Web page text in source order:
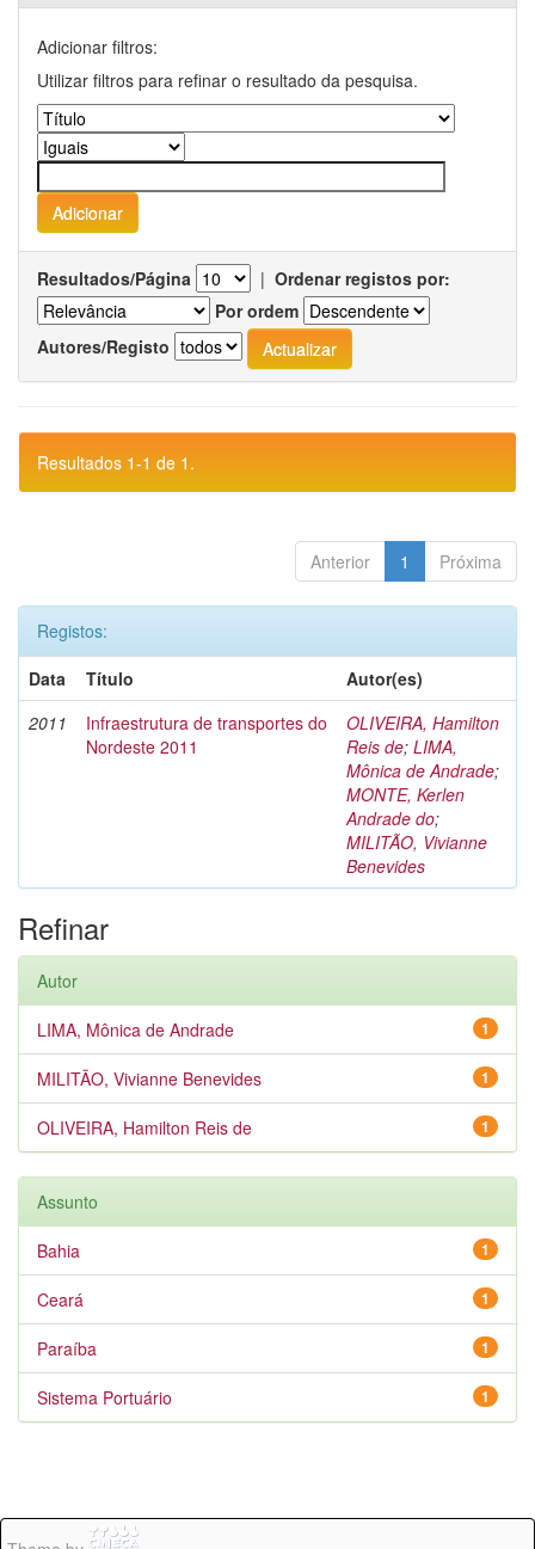
Adicionar filtros:
Utilizar filtros para refinar o resultado da pesquisa.
Resultados/Página | Ordenar registos por:
Por ordem
Autores/Registo
Resultados 1-1 de 1.
Anterior 1 Próxima
Registos:
Data
Título
Autor(es)
2011
Infraestrutura de transportes do
Nordeste 2011
OLIVEIRA, Hamilton
Reis de; LIMA,
Mônica de Andrade;
MONTE, Kerlen
Andrade do;
MILITÃO, Vivianne
Benevides
Refinar
Autor
1
LIMA, Mônica de Andrade
1
MILITÃO, Vivianne Benevides
1
OLIVEIRA, Hamilton Reis de
Assunto
1
Bahia
1
Ceará
1
Paraíba
1
Sistema Portuário